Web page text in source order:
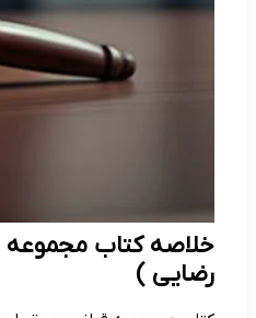
خلاصه کتاب مجموعه
رضایی )